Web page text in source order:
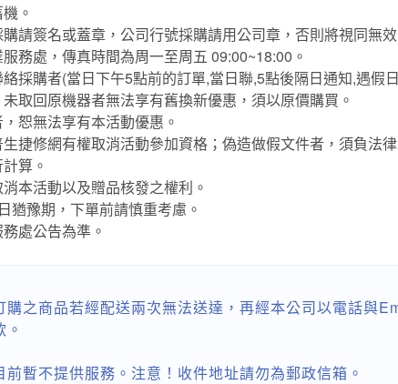
。
請簽名或蓋章，公司行號採購請用公司章，否則將視同無
務處，傳真時間為周一至周五 09:00~18:00。
採購者(當日下午5點前的訂單,當日聯,5點後隔日通知,遇假
取回原機器者無法享有舊換新優惠，須以原價購買。
恕無法享有本活動優惠。
捷修網有權取消活動參加資格；偽造做假文件者，須負法
算。
本活動以及贈品核發之權利。
猶豫期，下單前請慎重考慮。
處公告為準。
購之商品若經配送兩次無法送達，再經本公司以電話與
暫不提供服務。注意！收件地址請勿為郵政信箱。